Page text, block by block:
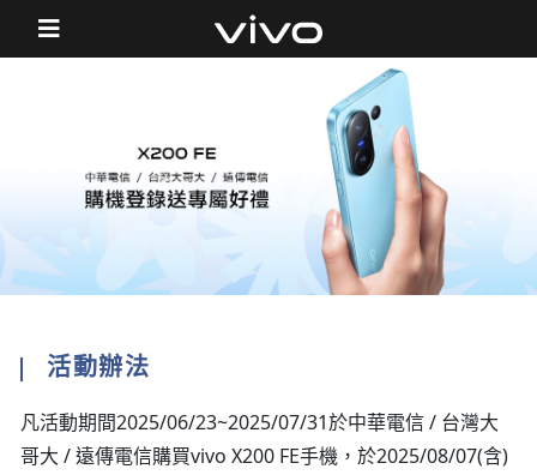
活動辦法
凡活動期間2025/06/23~2025/07/31於中華電信 / 台灣大
哥大 / 遠傳電信購買vivo X200 FE手機，於2025/08/07(含)